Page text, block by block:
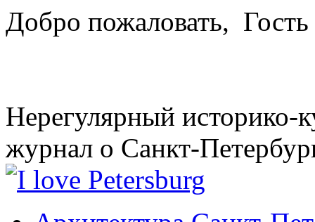
Добро пожаловать, Гость
Нерегулярный историко-
журнал о Санкт-